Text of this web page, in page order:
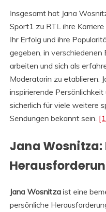
Insgesamt hat Jana
Sport1 zu RTL ihre
Ihr Erfolg und ihre
gegeben, in verschiedenen
arbeiten und sich als
Moderatorin zu etablieren.
inspirierende
sicherlich für viele weitere
Sendungen bekannt sein.
Jana
Jana Wosnitza ist eine
persönliche